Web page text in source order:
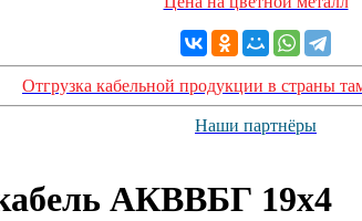
Отгрузка кабельной продукции в страны
Наши партнёры
АКВВБГ 19х4